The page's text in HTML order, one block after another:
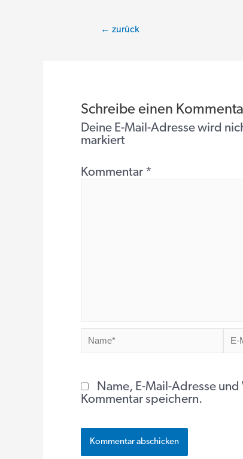
Beitragsnavigation
← zurück
Schreibe einen
Deine E-Mail-Adresse wird
markiert
Kommentar *
Name*
E-
Name, E-Mail-Adresse
Kommentar speichern.